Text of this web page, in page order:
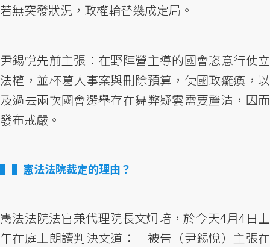
若無突發狀況，政權輪替幾成定局。
尹錫悅先前主張：在野陣營主導的國會恣意行使立
法權，並杯葛人事案與刪除預算，使國政癱瘓，以
及過去兩次國會選舉存在舞弊疑雲需要釐清，因而
發布戒嚴。
▌憲法法院裁定的理由？
憲法法院法官兼代理院長文炯培，於今天4月4日上
午在庭上朗讀判決文道：「被告（尹錫悅）主張在